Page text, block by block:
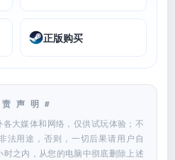
正版购买
声明#
大媒体和网络，仅供试玩体验；不
法用途，否则，一切后果请用户自
之内，从您的电脑中彻底删除上述